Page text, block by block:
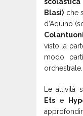
Blasi) che
d’Aquino
Colantuoni
visto la
modo
orchestrale.
Le attività
Ets e